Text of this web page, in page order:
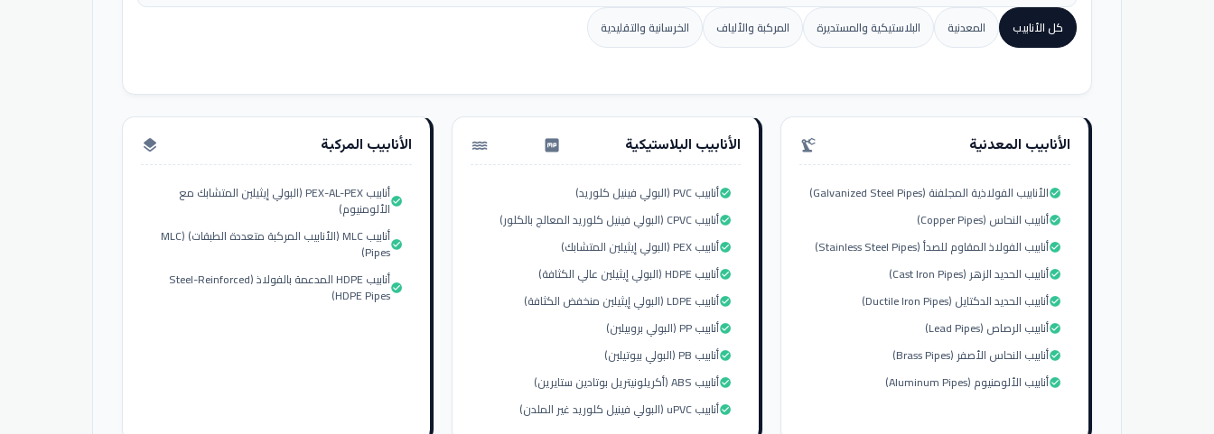
كل الأنابيب المعدنية البلاستيكية والمستديرة المركبة والألياف الخرسانية والتقليدية
الأنابيب المعدنية precision_manufacturing
الأنابيب الفولاذية المجلفنة (Galvanized Steel Pipes)check_circle
أنابيب النحاس (Copper Pipes)check_circle
أنابيب الفولاذ المقاوم للصدأ (Stainless Steel Pipes)check_circle
أنابيب الحديد الزهر (Cast Iron Pipes)check_circle
أنابيب الحديد الدكتايل (Ductile Iron Pipes)check_circle
أنابيب الرصاص (Lead Pipes)check_circle
أنابيب النحاس الأصفر (Brass Pipes)check_circle
أنابيب الألومنيوم (Aluminum Pipes)check_circle
الأنابيب البلاستيكية water_pump
أنابيب PVC (البولي فينيل كلوريد)check_circle
أنابيب CPVC (البولي فينيل كلوريد المعالج بالكلور)check_circle
أنابيب PEX (البولي إيثيلين المتشابك)check_circle
أنابيب HDPE (البولي إيثيلين عالي الكثافة)check_circle
أنابيب LDPE (البولي إيثيلين منخفض الكثافة)check_circle
أنابيب PP (البولي بروبيلين)check_circle
أنابيب PB (البولي بيوتيلين)check_circle
أنابيب ABS (أكريلونيتريل بوتادين ستايرين)check_circle
أنابيب uPVC (البولي فينيل كلوريد غير الملدن)check_circle
الأنابيب المركبة layers
أنابيب PEX-AL-PEX (البولي إيثيلين المتشابك مع
الألومنيوم)check_circle
أنابيب MLC (الأنابيب المركبة متعددة الطبقات) (MLC
Pipes)check_circle
أنابيب HDPE المدعمة بالفولاذ (Steel-Reinforced
HDPE Pipes)check_circle